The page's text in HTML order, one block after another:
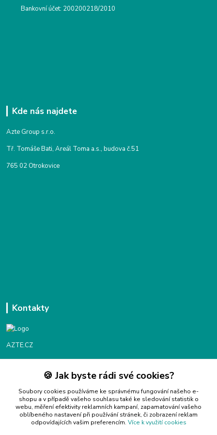
Bankovní účet: 200200218/2010
Kde nás najdete
Azte Group s.r.o.
Tř. Tomáše Bati, Areál Toma a.s., budova č.51
765 02 Otrokovice
Kontakty
AZTE.CZ
Objednávky / fakturace
Po - Čt 9:00 - 16:00
Info@azte.cz
🍪 Jak byste rádi své cookies?
Soubory cookies používáme ke správnému fungování našeho e-
shopu a v případě vašeho souhlasu také ke sledování statistik o
webu, měření efektivity reklamních kampaní, zapamatování vašeho
oblíbeného nastavení při používání stránek, či zobrazení reklam
odpovídajících vašim preferencím. Více k využití cookies